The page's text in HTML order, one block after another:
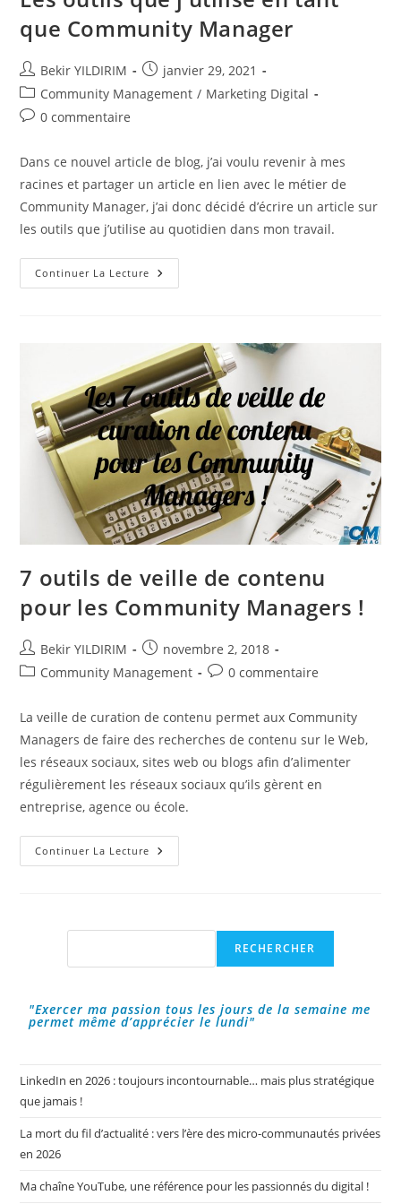
que Community Manager
Auteur/autrice
de
la
publication :
Bekir YILDIRIM
Publication
publiée :
janvier 29, 2021
Post
category:
Community Management / Marketing Digital
Commentaires
publication :
0 commentaire
Dans ce nouvel article de blog, j’ai voulu revenir à mes
racines et partager un article en lien avec le métier de
Community Manager, j’ai donc décidé d’écrire un article sur
les outils que j’utilise au quotidien dans mon travail.
Continuer La Lecture Les
Outils
Que
Community
Manager
7 outils de veille de contenu
pour les Community Managers !
Auteur/autrice
de
Bekir YILDIRIM
Publication
publiée :
novembre 2, 2018
PostCommunity Management
Commentaires
publication :
0 commentaire
La veille de curation de contenu permet aux Community
Managers de faire des recherches de contenu sur le Web,
les réseaux sociaux, sites web ou blogs afin d’alimenter
régulièrement les réseaux sociaux qu’ils gèrent en
entreprise, agence ou école.
Continuer La Lecture
Outils
Managers
RECHERCHER
"Exercer ma passion tous les jours de la semaine me
permet même d’apprécier le lundi"
LinkedIn en 2026 : toujours incontournable… mais plus stratégique
que jamais !
La mort du fil d’actualité : vers l’ère des micro-communautés privées
en 2026
Ma chaîne YouTube, une référence pour les passionnés du digital !